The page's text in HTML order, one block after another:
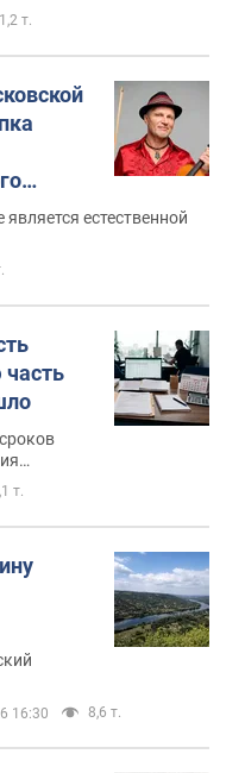
1,2 т.
естественной
часть
т.
16:30 8,6 т.